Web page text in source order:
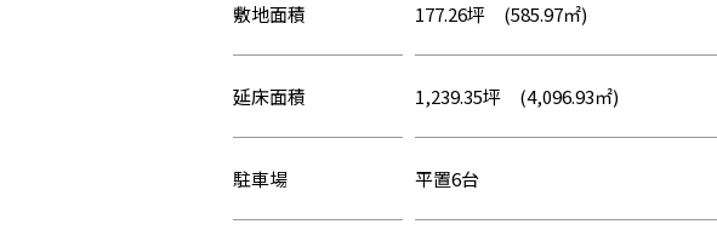
敷地面積 177.26坪 (585.97㎡)
延床面積 1,239.35坪 (4,096.93㎡)
駐車場 平置6台